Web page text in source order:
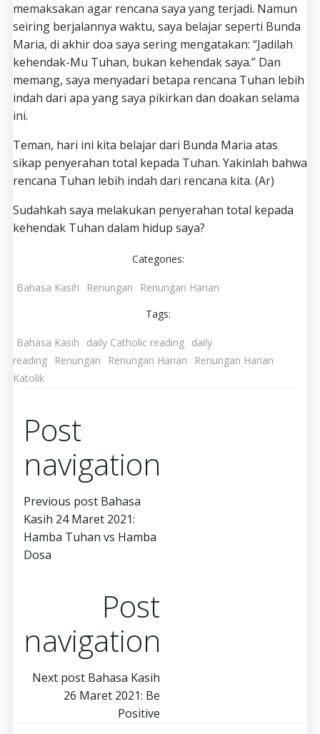
memaksakan agar rencana saya yang terjadi. Namun
seiring berjalannya waktu, saya belajar seperti Bunda
Maria, di akhir doa saya sering mengatakan: “Jadilah
kehendak-Mu Tuhan, bukan kehendak saya.” Dan
memang, saya menyadari betapa rencana Tuhan lebih
indah dari apa yang saya pikirkan dan doakan selama
ini.
Teman, hari ini kita belajar dari Bunda Maria atas
sikap penyerahan total kepada Tuhan. Yakinlah bahwa
rencana Tuhan lebih indah dari rencana kita. (Ar)
Sudahkah saya melakukan penyerahan total kepada
kehendak Tuhan dalam hidup saya?
Categories:
Bahasa Kasih Renungan
Renungan Harian
Tags:
Bahasa Kasih daily Catholic reading daily
reading
Renungan Renungan Harian
Renungan Harian
Katolik
Post
navigation
Previous post Bahasa
Kasih 24 Maret 2021:
Hamba Tuhan vs Hamba
Dosa
Post
navigation
Next post Bahasa Kasih
26 Maret 2021: Be
Positive